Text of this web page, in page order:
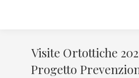
Visite Ortottiche
Progetto